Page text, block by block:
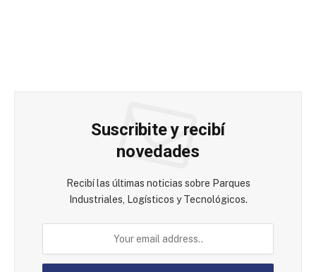
Suscribite y recibí
novedades
Recibí las últimas noticias sobre Parques
Industriales, Logísticos y Tecnológicos.